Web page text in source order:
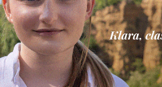
Articolo precedente
Gli juniores si sfidano nell’edizione
2018 del “Memorial Ceccherini-G.L
confezioni in pelle-Coppa Guinigi”
Il